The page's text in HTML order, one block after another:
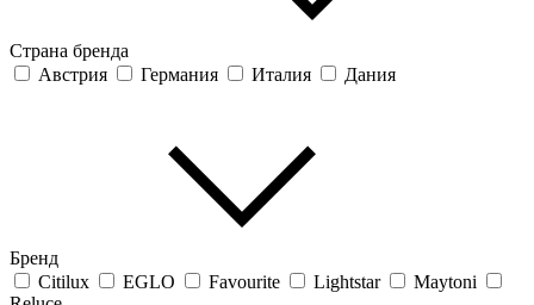
Страна бренда
Австрия
Германия Италия Дания
Бренд
Citilux
EGLO Favourite Lightstar
Maytoni